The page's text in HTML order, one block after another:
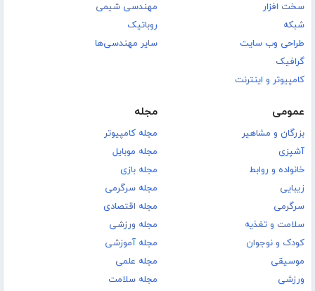
سخت افزار
شبکه
طراحی وب سایت
گرافیک
کامپیوتر و اینترنت
مهندسی شیمی
روباتیک
سایر مهندسی‌ها
عمومی
بزرگان و مشاهیر
آشپزی
خانواده و روابط
زیبایی
سرگرمی
سلامت و تغذیه
کودک و نوجوان
موسیقی
ورزشی
مجله
مجله کامپیوتر
مجله موبایل
مجله بازی
مجله سرگرمی
مجله اقتصادی
مجله ورزشی
مجله آموزشی
مجله علمی
مجله سلامت